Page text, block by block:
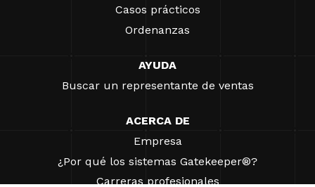
Casos prácticos
Ordenanzas
AYUDA
Buscar un representante de ventas
ACERCA DE
Empresa
¿Por qué los sistemas Gatekeeper®?
Carreras profesionales